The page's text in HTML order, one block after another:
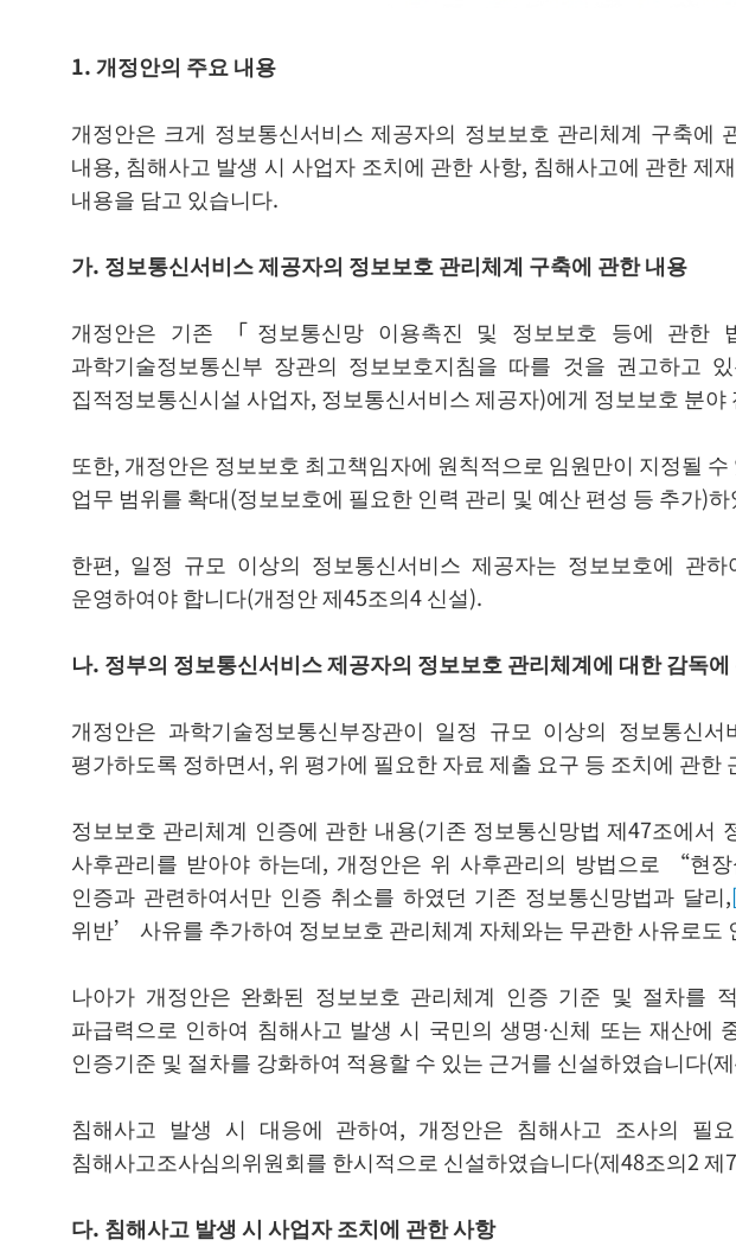
1. 개정안의 주요 내용
개정안은 크게 정보통신서비스 제공자의 정보보호 관리체계 구축
내용, 침해사고 발생 시 사업자 조치에 관한 사항, 침해사고에 관한
내용을 담고 있습니다.
가. 정보통신서비스 제공자의 정보보호 관리체계 구축에 관한 내용
개정안은 기존 「정보통신망 이용촉진 및 정보보호 등에 관
과학기술정보통신부 장관의 정보보호지침을 따를 것을 권고하고
집적정보통신시설 사업자, 정보통신서비스 제공자)에게 정보보호 분
또한, 개정안은 정보보호 최고책임자에 원칙적으로 임원만이 지정될
업무 범위를 확대(정보보호에 필요한 인력 관리 및 예산 편성 등 추가)
한편, 일정 규모 이상의 정보통신서비스 제공자는 정보보호에 관
운영하여야 합니다(개정안 제45조의4 신설).
나. 정부의 정보통신서비스 제공자의 정보보호 관리체계에 대한 감독
개정안은 과학기술정보통신부장관이 일정 규모 이상의 정보통신
평가하도록 정하면서, 위 평가에 필요한 자료 제출 요구 등 조치에 관
정보보호 관리체계 인증에 관한 내용(기존 정보통신망법 제47조에
사후관리를 받아야 하는데, 개정안은 위 사후관리의 방법으로 “현
인증과 관련하여서만 인증 취소를 하였던 기존 정보통신망법과 달리,
위반’ 사유를 추가하여 정보보호 관리체계 자체와는 무관한 사유로
나아가 개정안은 완화된 정보보호 관리체계 인증 기준 및 절차를
파급력으로 인하여 침해사고 발생 시 국민의 생명∙신체 또는 재산
인증기준 및 절차를 강화하여 적용할 수 있는 근거를 신설하였습니다(
침해사고 발생 시 대응에 관하여, 개정안은 침해사고 조사의
침해사고조사심의위원회를 한시적으로 신설하였습니다(제48조의2 제
다. 침해사고 발생 시 사업자 조치에 관한 사항